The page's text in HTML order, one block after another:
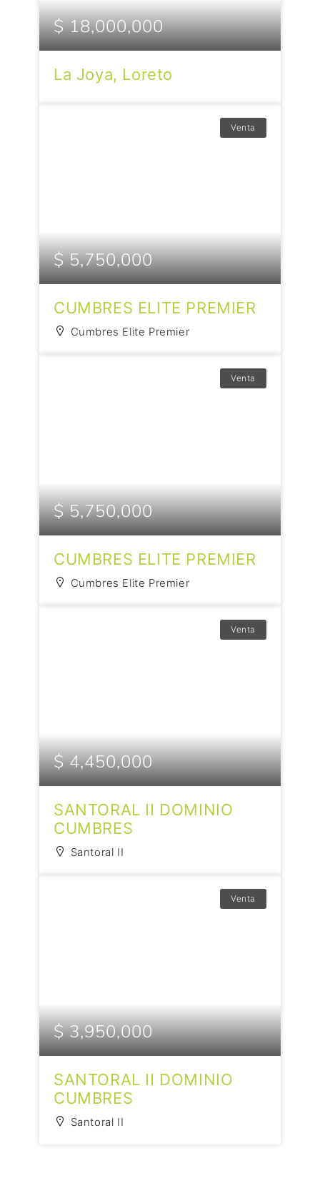
$ 18,000,000
La Joya, Loreto
Venta
$ 5,750,000
CUMBRES ELITE PREMIER
Cumbres Elite Premier
Venta
$ 5,750,000
CUMBRES ELITE PREMIER
Cumbres Elite Premier
Venta
$ 4,450,000
SANTORAL II DOMINIO
CUMBRES
Santoral II
Venta
$ 3,950,000
SANTORAL II DOMINIO
CUMBRES
Santoral II